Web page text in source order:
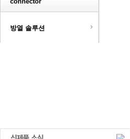
방열 솔루션